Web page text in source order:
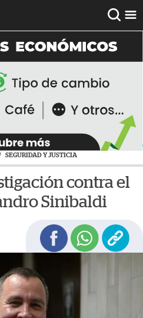
SEGURIDAD Y JUSTICIA
contra el
Sinibaldi